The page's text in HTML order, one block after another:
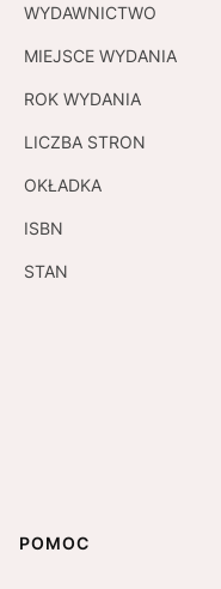
WYDAWNICTWO
MIEJSCE WYDANIA
ROK WYDANIA
LICZBA STRON
OKŁADKA
ISBN
STAN
Linki w stopce
POMOC